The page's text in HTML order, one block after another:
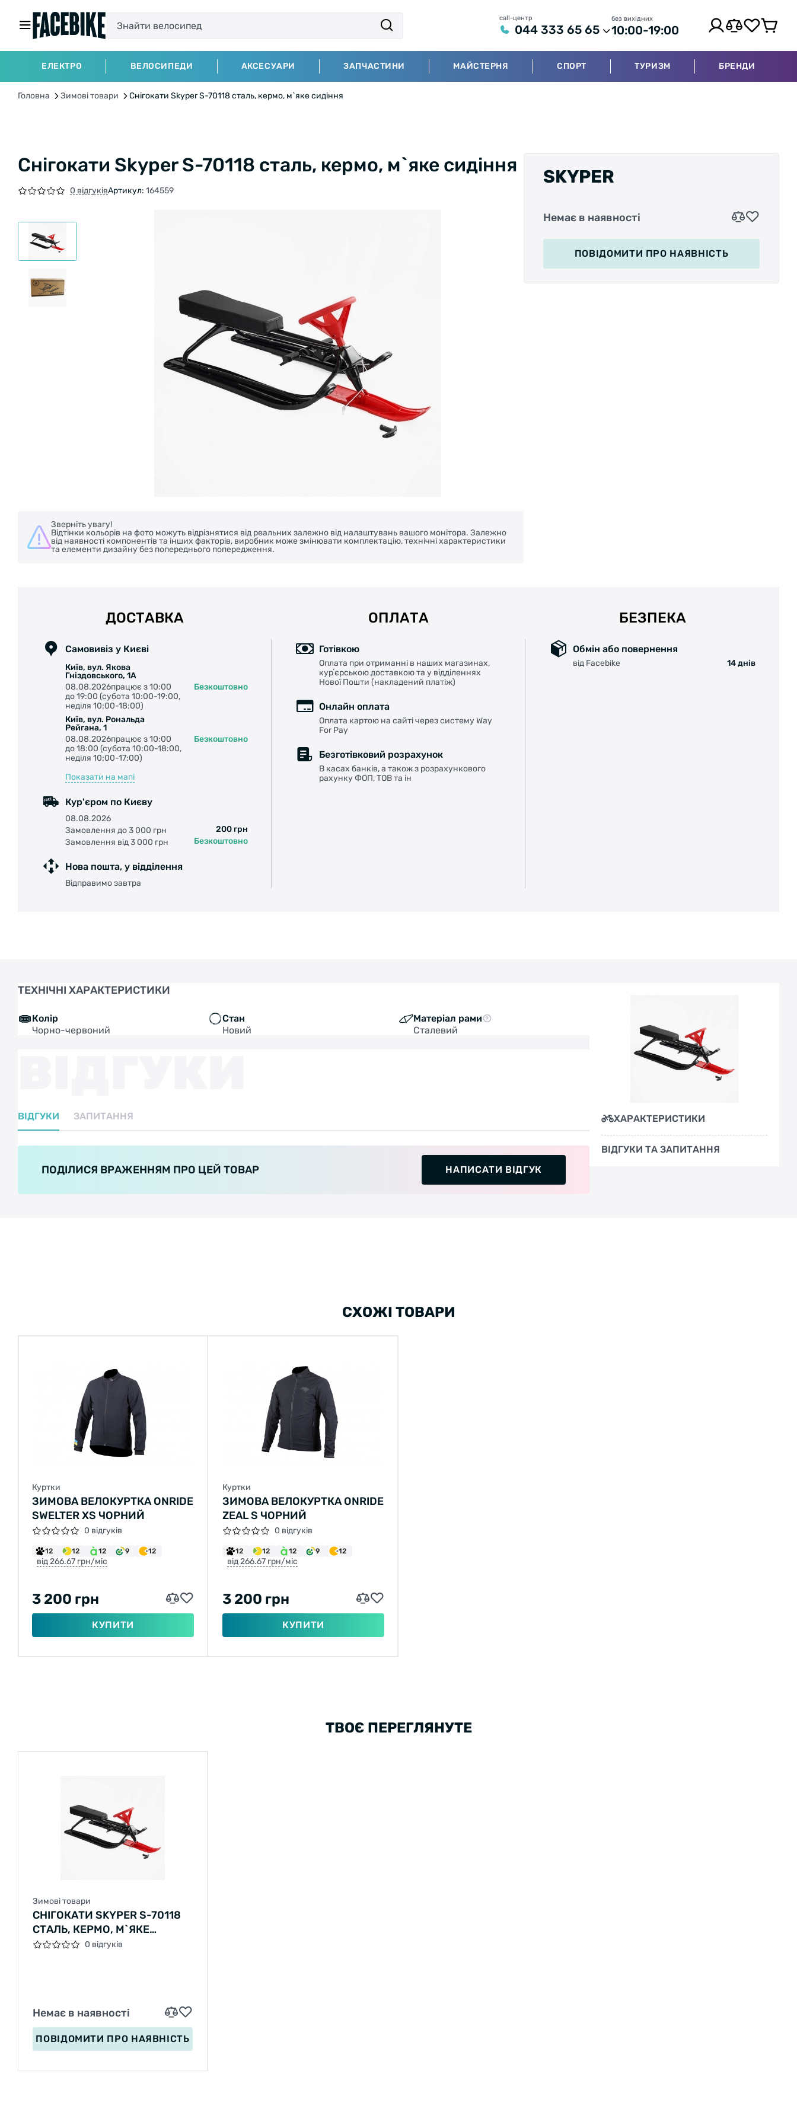
call-центр
044 333 65 65
без вихідних
10:00-19:00
ЕЛЕКТРО ВЕЛОСИПЕДИ АКСЕСУАРИ ЗАПЧАСТИНИ МАЙСТЕРНЯ СПОРТ ТУРИЗМ БРЕНДИ
Головна Зимові товари Снігокати Skyper S-70118 сталь, кермо, м`яке сидіння
Снігокати Skyper S-70118 сталь, кермо, м`яке сидіння
0 відгуківАртикул: 164559
Зверніть увагу!
Відтінки кольорів на фото можуть відрізнятися від реальних залежно від налаштувань вашого монітора. Залежно
від наявності компонентів та інших факторів, виробник може змінювати комплектацію, технічні характеристики
та елементи дизайну без попереднього попередження.
SKYPER
Немає в наявності
ПОВІДОМИТИ ПРО НАЯВНІСТЬ
ДОСТАВКА
Самовивіз у Києві
Київ, вул. Якова
Гніздовського, 1А
08.08.2026працює з 10:00
до 19:00 (субота 10:00-19:00,
неділя 10:00-18:00)
Безкоштовно
Київ, вул. Рональда
Рейгана, 1
08.08.2026працює з 10:00
до 18:00 (субота 10:00-18:00,
неділя 10:00-17:00)
Безкоштовно
Показати на мапі
Кур'єром по Києву
08.08.2026
Замовлення до 3 000 грн
200 грн
Замовлення від 3 000 грн
Безкоштовно
Нова пошта, у відділення
Відправимо завтра
ОПЛАТА
Готівкою
Оплата при отриманні в наших магазинах,
курʼєрською доставкою та у відділеннях
Нової Пошти (накладений платіж)
Онлайн оплата
Оплата картою на сайті через систему Way
For Pay
Безготівковий розрахунок
В касах банків, а також з розрахункового
рахунку ФОП, ТОВ та ін
БЕЗПЕКА
Обмін або повернення
від Facebike 14 днів
ТЕХНІЧНІ ХАРАКТЕРИСТИКИ
Колір
Чорно-червоний
Стан
Новий
Матеріал рами
Сталевий
ВІДГУКИ ЗАПИТАННЯ
ПОДІЛИСЯ ВРАЖЕННЯМ ПРО ЦЕЙ ТОВАР НАПИСАТИ ВІДГУК
ХАРАКТЕРИСТИКИ
ВІДГУКИ ТА ЗАПИТАННЯ
СХОЖІ ТОВАРИ
Куртки
ЗИМОВА ВЕЛОКУРТКА ONRIDE
SWELTER XS ЧОРНИЙ
0 відгуків
12 12 12 9 12
від 266.67 грн/міс
3 200 грн
КУПИТИ
Куртки
ЗИМОВА ВЕЛОКУРТКА ONRIDE
ZEAL S ЧОРНИЙ
0 відгуків
12 12 12 9 12
від 266.67 грн/міс
3 200 грн
КУПИТИ
ТВОЄ ПЕРЕГЛЯНУТЕ
Зимові товари
СНІГОКАТИ SKYPER S-70118
СТАЛЬ, КЕРМО, М`ЯКЕ
СИДІННЯ 0 відгуків
Немає в наявності
ПОВІДОМИТИ ПРО НАЯВНІСТЬ